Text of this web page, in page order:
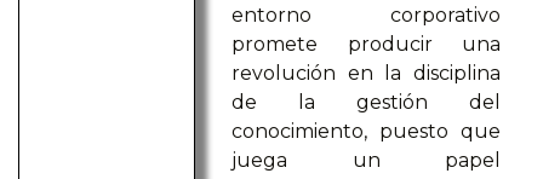
entorno corporativo
promete producir una
revolución en la disciplina
de la gestión del
conocimiento, puesto que
juega un papel